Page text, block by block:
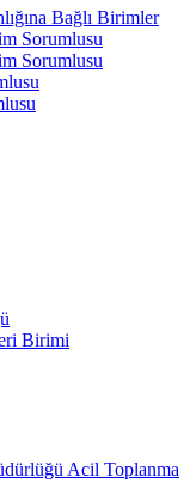
Bağlı Birimler
Sorumlusu
Sorumlusu
Birimi
Acil Toplanma